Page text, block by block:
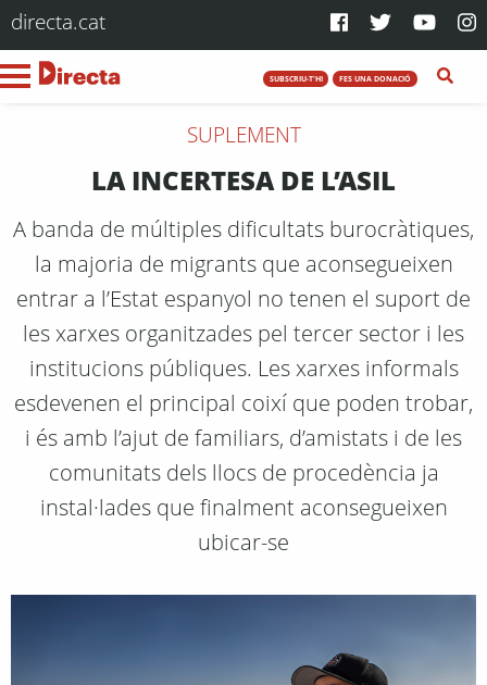
directa.cat
SUBSCRIU-T'HI FES UNA DONACIÓ
SUPLEMENT
LA INCERTESA DE L’ASIL
A banda de múltiples dificultats burocràtiques,
la majoria de migrants que aconsegueixen
entrar a l’Estat espanyol no tenen el suport de
les xarxes organitzades pel tercer sector i les
institucions públiques. Les xarxes informals
esdevenen el principal coixí que poden trobar,
i és amb l’ajut de familiars, d’amistats i de les
comunitats dels llocs de procedència ja
instal·lades que finalment aconsegueixen
ubicar-se